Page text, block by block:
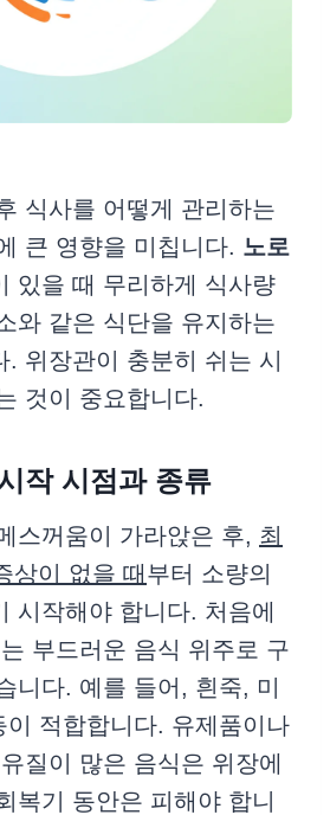
식사를 어떻게 관리하는
큰 영향을 미칩니다. 노로
있을 때 무리하게 식사량
와 같은 식단을 유지하는
. 위장관이 충분히 쉬는 시
것이 중요합니다.
작 시점과 종류
스꺼움이 가라앉은 후, 최
상이 없을 때 부터 소량의
시작해야 합니다. 처음에
부드러운 음식 위주로 구
니다. 예를 들어, 흰죽, 미
이 적합합니다. 유제품이나
질이 많은 음식은 위장에
복기 동안은 피해야 합니